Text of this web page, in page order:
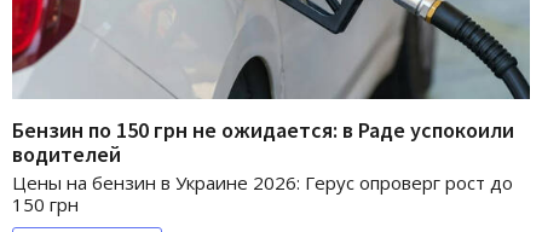
Бензин по 150 грн не ожидается: в Раде успокоили
водителей
Цены на бензин в Украине 2026: Герус опроверг рост до
150 грн